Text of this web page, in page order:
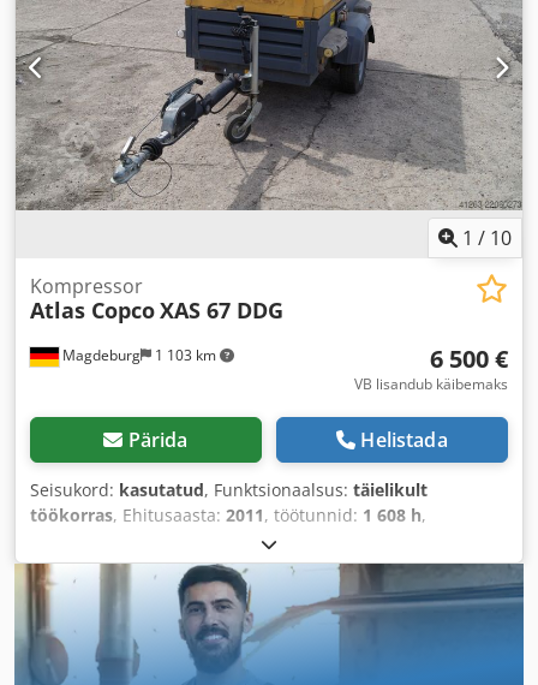
1 / 10
Magdeburg 1 103 km
Kompressor
Atlas CopcoXAS 67 DDG
6 500 €
VB lisandub käibemaks
Pärida Helistada
Seisukord: kasutatud, Funktsionaalsus: täielikult
töökorras, Ehitusaasta: 2011, töötunnid: 1 608 h,